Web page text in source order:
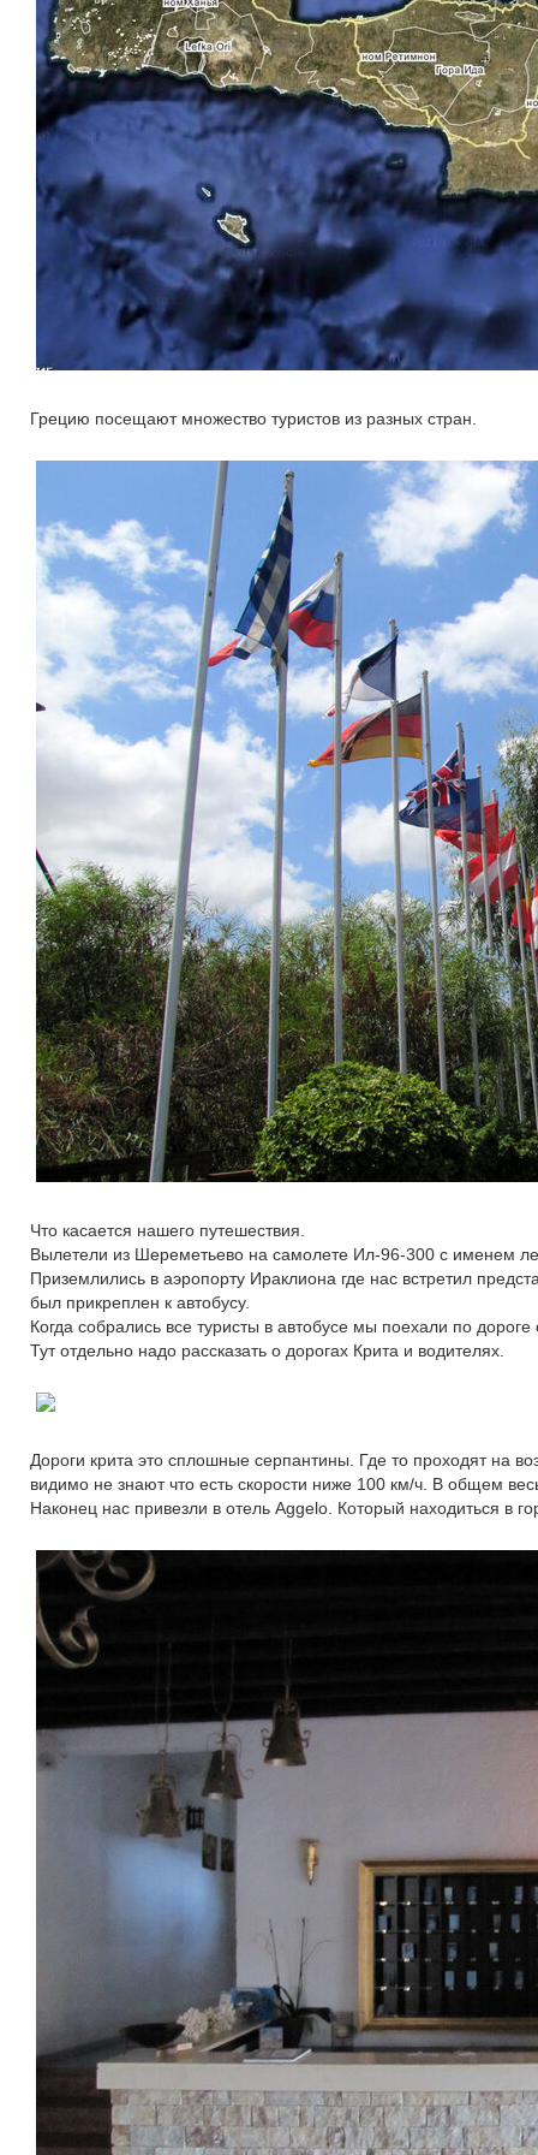
Грецию посещают множество туристов из разных стран.
Что касается нашего путешествия.
Вылетели из Шереметьево на самолете Ил-96-300 с именем
Приземлились в аэропорту Ираклиона где нас встретил
был прикреплен к автобусу.
Когда собрались все туристы в автобусе мы поехали по дороге
Тут отдельно надо рассказать о дорогах Крита и водителях.
Дороги крита это сплошные серпантины. Где то проходят на
видимо не знают что есть скорости ниже 100 км/ч. В общем
Наконец нас привезли в отель Aggelo. Который находиться в